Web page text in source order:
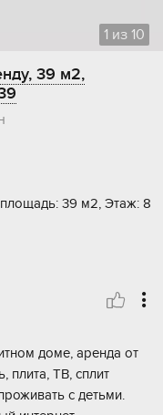
1 из 10
39 м2,
39 м2, Этаж: 8
доме, аренда от
плита, ТВ, сплит
с детьми.